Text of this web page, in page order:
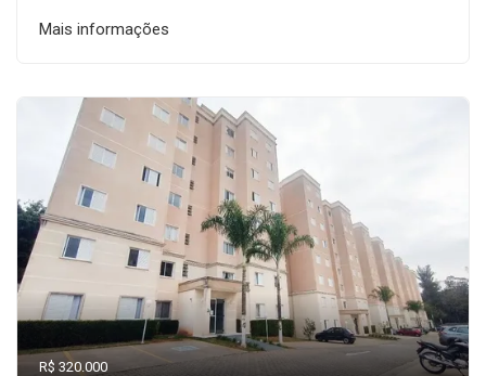
Mais informações
R$ 320.000